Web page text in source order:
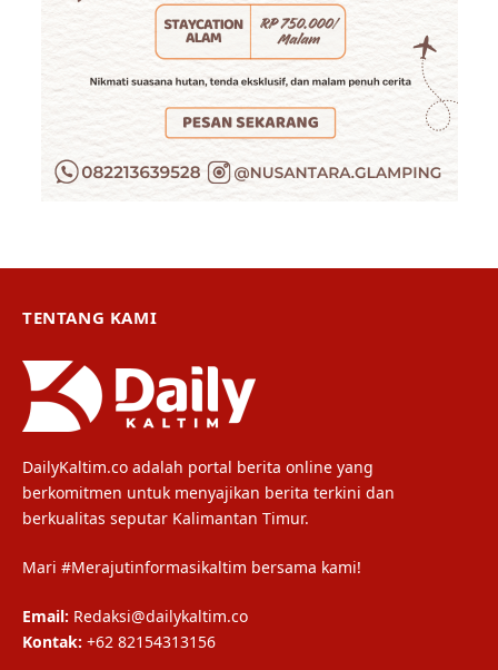
TENTANG KAMI
DailyKaltim.co adalah portal berita online yang
berkomitmen untuk menyajikan berita terkini dan
berkualitas seputar Kalimantan Timur.
Mari #Merajutinformasikaltim bersama kami!
Email: Redaksi@dailykaltim.co
Kontak: +62 82154313156